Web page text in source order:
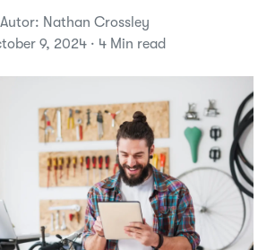
Autor: Nathan Crossley
9, 2024 · 4 Min read